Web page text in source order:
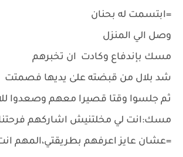
=ابتسمت له بحنان
وصل الي المنزل
مسك بإندفاع وكادت ان تخبرهم
شد بلال من قبضته علىٰ يديها فصمتت
ثم جلسوا وقتا قصيرا معهم وصعدوا
مسك:انت لي مخلتنيش اشاركهم
=عشان عايز اعرفهم بطريقتي،المهم